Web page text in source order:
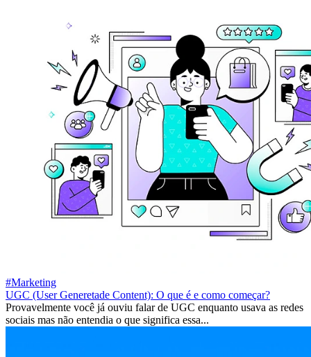
#Marketing
UGC (User Generetade Content): O que é e como começar?
Provavelmente você já ouviu falar de UGC enquanto usava as redes
sociais mas não entendia o que significa essa...